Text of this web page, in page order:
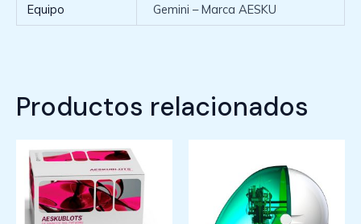
Equipo Gemini – Marca AESKU
Productos relacionados